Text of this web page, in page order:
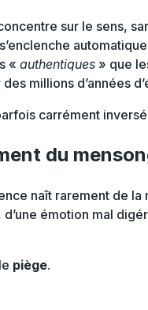
sur le sens,
s’enclenche
« authentiques » que
millions d’années
carrément
du
naît rarement de
émotion mal
piège.